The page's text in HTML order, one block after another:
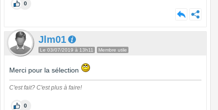
0
Jlm01
Le 03/07/2019 à 13h11 Membre utile
Merci pour la sélection
C'est fait? C'est plus à faire!
0